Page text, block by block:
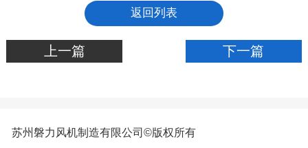
返回列表
上一篇 下一篇
苏州磐力风机制造有限公司©版权所有